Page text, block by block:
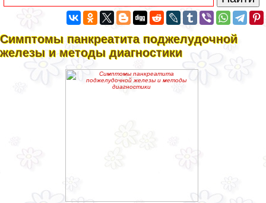
Симптомы панкреатита поджелудочной
железы и методы диагностики